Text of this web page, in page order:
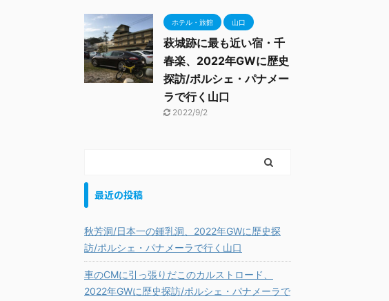
ホテル・旅館 山口
萩城跡に最も近い宿・千
春楽、2022年GWに歴史
探訪/ポルシェ・パナメー
ラで行く山口
2022/9/2
最近の投稿
秋芳洞/日本一の鍾乳洞、2022年GWに歴史探
訪/ポルシェ・パナメーラで行く山口
車のCMに引っ張りだこのカルストロード、
2022年GWに歴史探訪/ポルシェ・パナメーラで